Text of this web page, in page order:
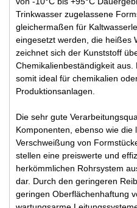
Trinkwasser zugelassene
gleichermaßen für
eingesetzt werden, die heißes
zeichnet sich der Kunststoff
Chemikalienbeständigkeit
somit ideal für chemikalien
Produktionsanlagen.
Die sehr gute
Komponenten, ebenso wie
Verschweißung von
stellen eine preiswerte und
herkömmlichen Rohrsystem
dar. Durch den geringeren
geringen Oberflächenhaftung